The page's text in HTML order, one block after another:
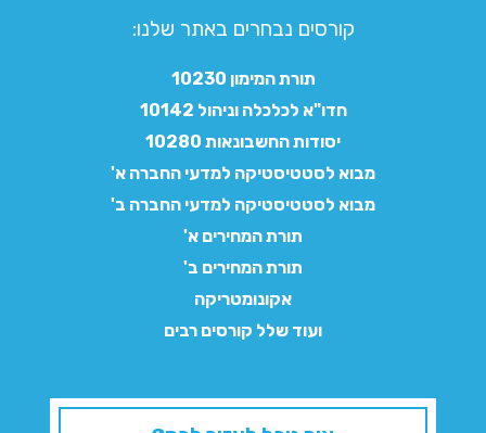
קורסים נבחרים באתר שלנו:​
תורת המימון 10230
חדו"א לכלכלה וניהול 10142
יסודות החשבונאות 10280
מבוא לסטטיסטיקה למדעי החברה א'
מבוא לסטטיסטיקה למדעי החברה ב'
תורת המחירים א'
תורת המחירים ב'
אקונומטריקה
ועוד שלל קורסים רבים